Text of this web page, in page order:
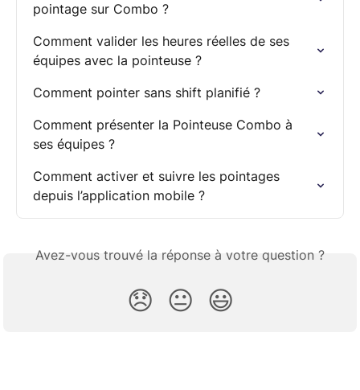
pointage sur Combo ?
Comment valider les heures réelles de ses
équipes avec la pointeuse ?
Comment pointer sans shift planifié ?
Comment présenter la Pointeuse Combo à
ses équipes ?
Comment activer et suivre les pointages
depuis l’application mobile ?
Avez-vous trouvé la réponse à votre question ?
😞 😐 😃